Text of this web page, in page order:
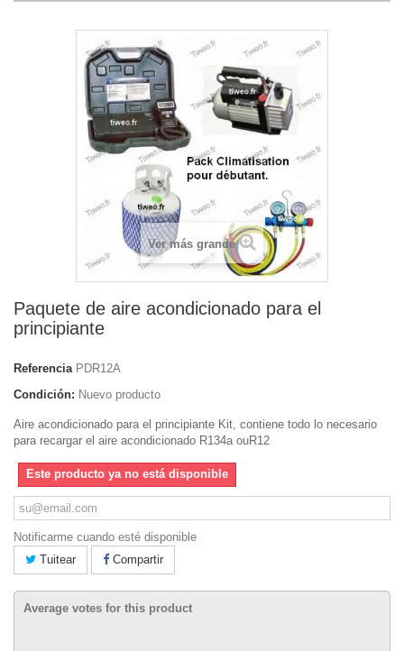
Ver más grande
Paquete de aire acondicionado para el
principiante
Referencia PDR12A
Condición: Nuevo producto
Aire acondicionado para el principiante Kit, contiene todo lo necesario
para recargar el aire acondicionado R134a ouR12
Este producto ya no está disponible
Notificarme cuando esté disponible
Tuitear
Compartir
Average votes for this product